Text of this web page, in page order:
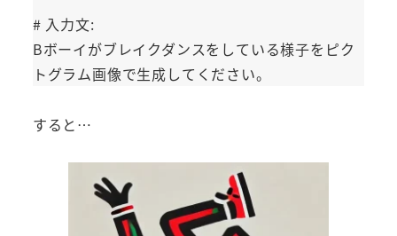
# 入力文:
Bボーイがブレイクダンスをしている様子をピク
トグラム画像で生成してください。
すると…